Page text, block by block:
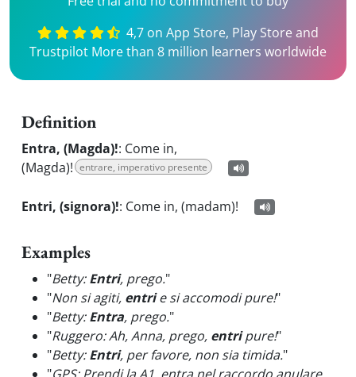
4,7 on App Store, Play Store and
Trustpilot More than 8 million learners worldwide
Definition
Entra, (Magda)!: Come in,
(Magda)! entrare, imperativo presente
Entri, (signora)!: Come in, (madam)!
Examples
"Betty:Entri, prego."
"Non si agiti, entrie si accomodi pure!"
"Betty:Entra, prego."
"Ruggero: Ah, Anna, prego, entripure!"
"Betty:Entri, per favore, non sia timida."